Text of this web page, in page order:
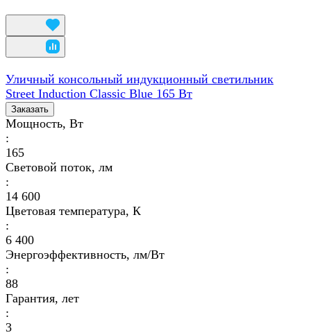
Уличный консольный индукционный светильник
Street Induction Classic Blue 165 Вт
Заказать
Мощность, Вт
:
165
Световой поток, лм
:
14 600
Цветовая температура, К
:
6 400
Энергоэффективность, лм/Вт
:
88
Гарантия, лет
:
3